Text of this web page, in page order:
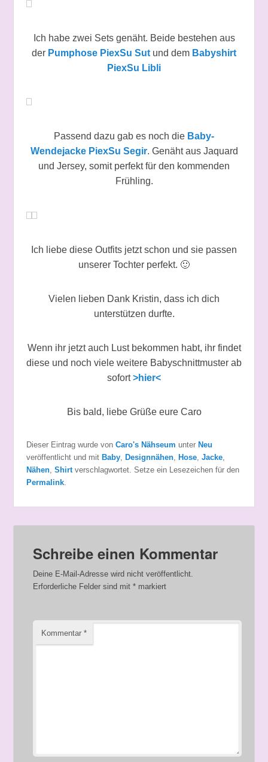
Ich habe zwei Sets genäht. Beide bestehen aus
der Pumphose PiexSu Sut und dem Babyshirt
PiexSu Libli
Passend dazu gab es noch die Baby-
Wendejacke PiexSu Segir. Genäht aus Jaquard
und Jersey, somit perfekt für den kommenden
Frühling.
Ich liebe diese Outfits jetzt schon und sie passen
unserer Tochter perfekt. 🙂
Vielen lieben Dank Kristin, dass ich dich
unterstützen durfte.
Wenn ihr jetzt auch Lust bekommen habt, ihr findet
diese und noch viele weitere Babyschnittmuster ab
sofort>hier<
Bis bald, liebe Grüße eure Caro
Dieser Eintrag wurde von Caro's Nähseum unter Neu
veröffentlicht und mit Baby, Designnähen, Hose, Jacke,
Nähen, Shirtverschlagwortet. Setze ein Lesezeichen für den
Permalink.
Schreibe einen Kommentar
Deine E-Mail-Adresse wird nicht veröffentlicht.
Erforderliche Felder sind mit* markiert
Kommentar*